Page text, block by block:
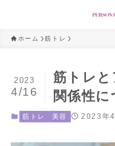
ホーム 筋トレ
筋トレ
関係性に
2023
4/16
筋トレ 美容 2023年